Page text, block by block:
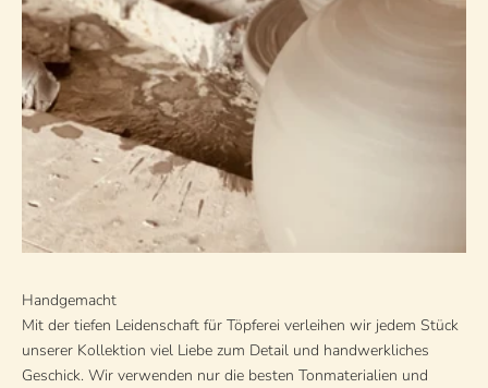
Handgemacht
Mit der tiefen Leidenschaft für Töpferei verleihen wir jedem Stück
unserer Kollektion viel Liebe zum Detail und handwerkliches
Geschick. Wir verwenden nur die besten Tonmaterialien und